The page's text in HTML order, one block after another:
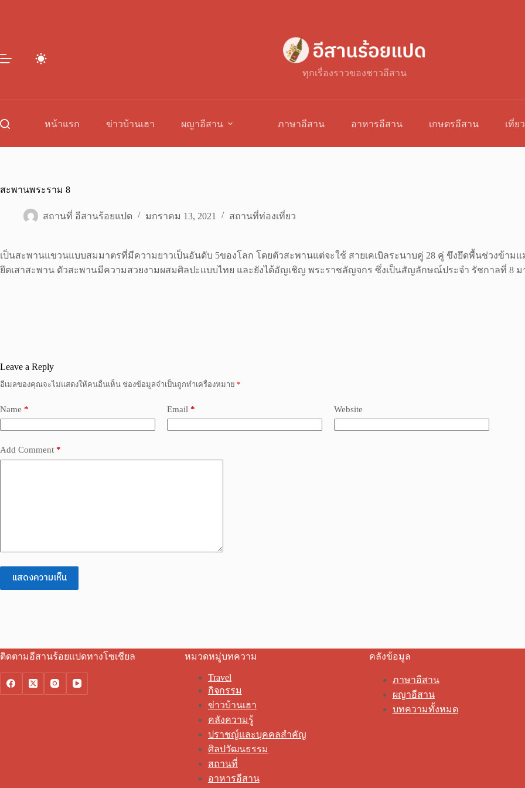
ทุกเรื่องราวของชาวอีสาน
หน้าแรก ข่าวบ้านเฮา ผญาอีสาน ภาษาอีสาน อาหารอีสาน เกษตรอีสาน เที่ย
สะพานพระราม 8
สถานที่ อีสานร้อยแปด มกราคม 13, 2021 สถานที่ท่องเที่ยว
เป็นสะพานแขวนแบบสมมาตรที่มีความยาวเป็นอันดับ 5ของโลก โดยตัวสะพานแต่จะใช้ สายเคเบิลระนาบคู่ 28 คู่ ขึงยึดพื้นช่วงข้ามแ
ยึดเสาสะพาน ตัวสะพานมีความสวยงามผสมศิลปะแบบไทย และยังได้อัญเชิญ พระราชลัญจกร ซึ่งเป็นสัญลักษณ์ประจำ รัชกาลที่ 8
Leave a Reply
อีเมลของคุณจะไม่แสดงให้คนอื่นเห็น ช่องข้อมูลจำเป็นถูกทำเครื่องหมาย *
Name * Email * Website
Add Comment *
แสดงความเห็น
ติดตามอีสานร้อยแปดทางโซเชียล หมวดหมู่บทความ
Travel
กิจกรรม
ข่าวบ้านเฮา
คลังความรู้
ปราชญ์และบุคคลสำคัญ
ศิลปวัฒนธรรม
สถานที่
อาหารอีสาน
คลังข้อมูล
ภาษาอีสาน
ผญาอีสาน
บทความทั้งหมด